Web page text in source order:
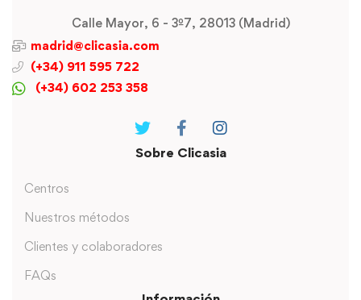
Calle Mayor, 6 - 3º7, 28013 (Madrid)
madrid@clicasia.com
(+34) 911 595 722
(+34) 602 253 358
Sobre Clicasia
Centros
Nuestros métodos
Clientes y colaboradores
FAQs